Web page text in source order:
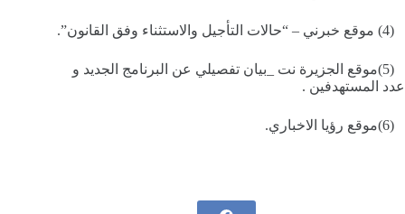
(4) موقع خبرني – “حالات التأجيل والاستثناء وفق القانون”.
(5)موقع الجزيرة نت _بيان تفصيلي عن البرنامج الجديد و
عدد المستهدفين .
(6)موقع رؤيا الاخباري.